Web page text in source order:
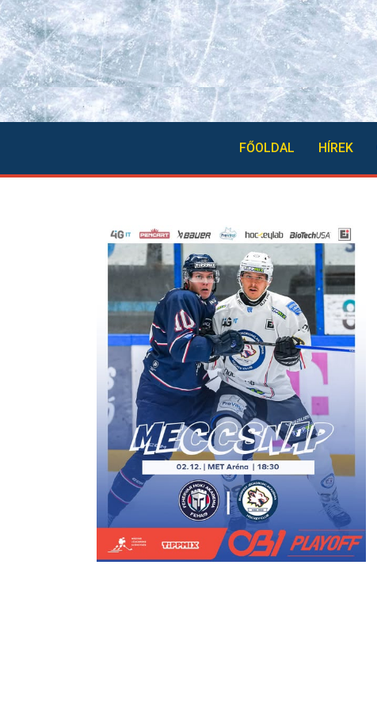
FŐOLDAL HÍREK